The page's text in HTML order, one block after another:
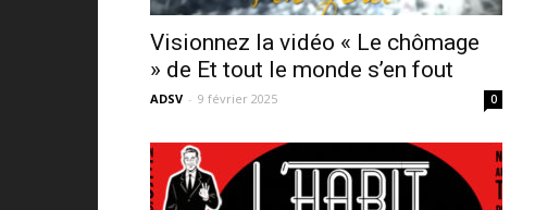
Visionnez la vidéo « Le chômage
» de Et tout le monde s’en fout
ADSV - 9 février 2025 0